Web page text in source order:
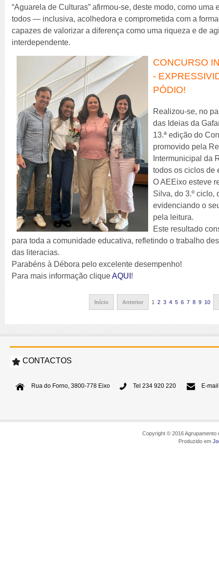
“Aguarela de Culturas” afirmou-se, deste modo, como
todos — inclusiva, acolhedora e comprometida com a
capazes de valorizar a diferença como uma riqueza e de
interdependente.
CONCURSO
-
PÓDIO!
Realizou-se, no
das Ideias da
13.ª edição do
promovido pela
Intermunicipal da
todos os ciclos de
O AEEixo esteve
Silva, do 3.º ciclo,
evidenciando o
pela leitura.
Este resultado
para toda a comunidade educativa, refletindo o trabalho
das literacias.
Parabéns à Débora pelo excelente desempenho!
Para mais informação cliqueAQUI !
Início Anterior 1 2 3 4 5 6 7 8 9 10
CONTACTOS
Rua do Forno, 3800-778 Eixo Tel 234 920 220 E-
Copyright © 2016
Produzido em